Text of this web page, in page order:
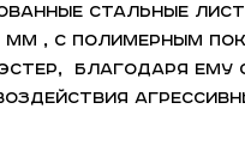
стальные
мм , с полимерным
благодаря ему